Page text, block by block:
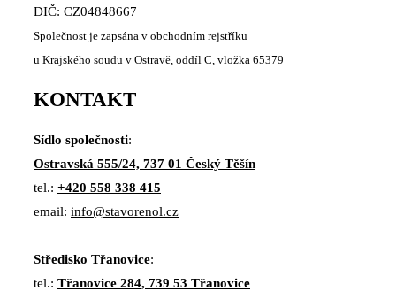
DIČ: CZ04848667
Společnost je zapsána v obchodním rejstříku
u Krajského soudu v Ostravě, oddíl C, vložka 65379
KONTAKT
Sídlo společnosti:
Ostravská 555/24, 737 01 Český Těšín
tel.: +420 558 338 415
email: info@stavorenol.cz
Středisko Třanovice:
tel.: Třanovice 284, 739 53 Třanovice